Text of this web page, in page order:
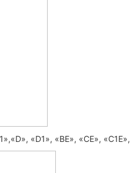
«D1», «BE», «CE»,